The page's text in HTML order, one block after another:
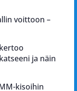
voittoon –
ja näin
kisoihin